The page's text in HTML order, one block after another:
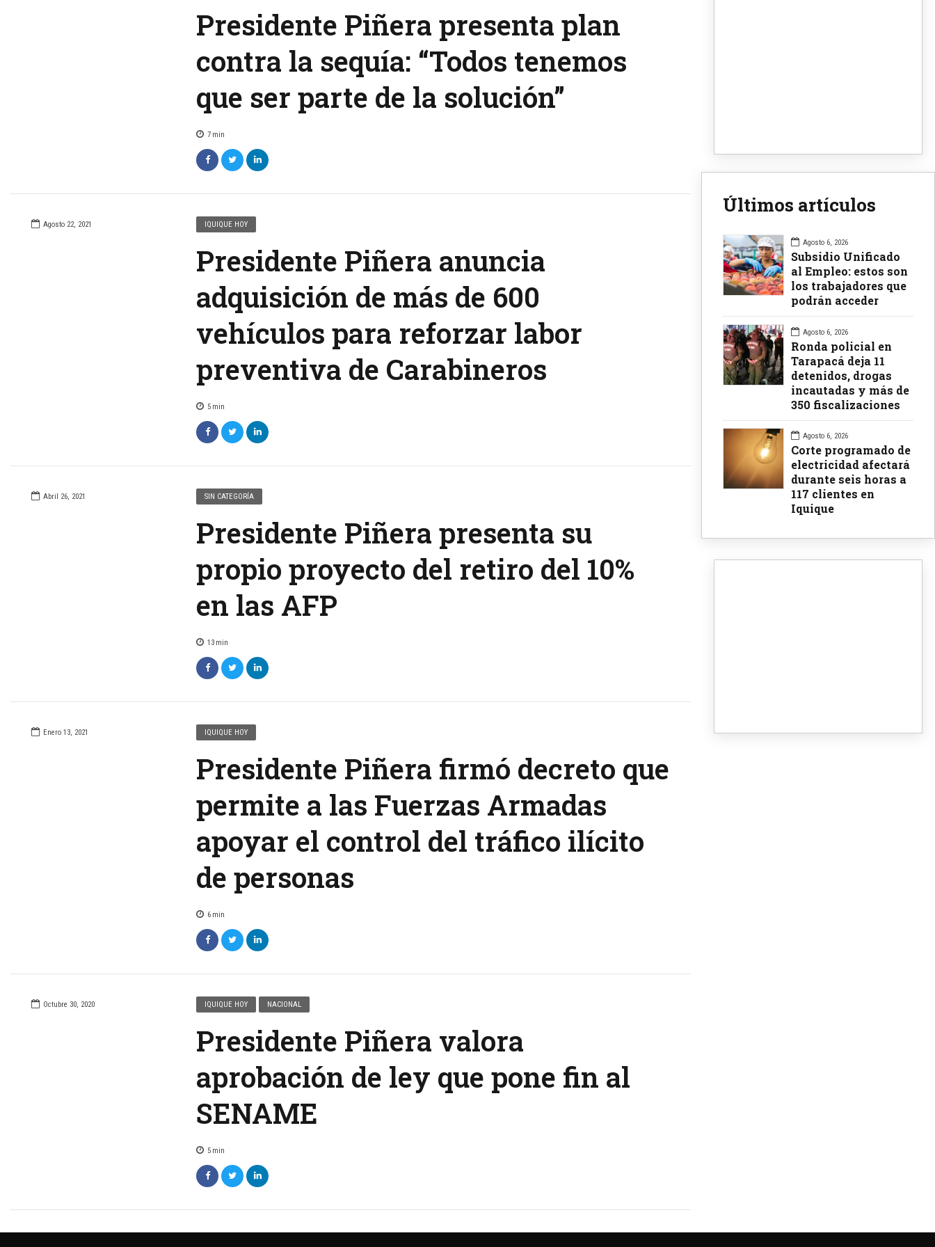
Presidente Piñera presenta plan
contra la sequía: “Todos tenemos
que ser parte de la solución”
7 min
Agosto 22, 2021 IQUIQUE HOY
Presidente Piñera anuncia
adquisición de más de 600
vehículos para reforzar labor
preventiva de Carabineros
5 min
Abril 26, 2021 SIN CATEGORÍA
Presidente Piñera presenta su
propio proyecto del retiro del 10%
en las AFP
13 min
Enero 13, 2021 IQUIQUE HOY
Presidente Piñera firmó decreto que
permite a las Fuerzas Armadas
apoyar el control del tráfico ilícito
de personas
6 min
Octubre 30, 2020 IQUIQUE HOY NACIONAL
Presidente Piñera valora
aprobación de ley que pone fin al
SENAME
5 min
Últimos artículos
Agosto 6, 2026
Subsidio Unificado
al Empleo: estos son
los trabajadores que
podrán acceder
Agosto 6, 2026
Ronda policial en
Tarapacá deja 11
detenidos, drogas
incautadas y más de
350 fiscalizaciones
Agosto 6, 2026
Corte programado de
electricidad afectará
durante seis horas a
117 clientes en
Iquique